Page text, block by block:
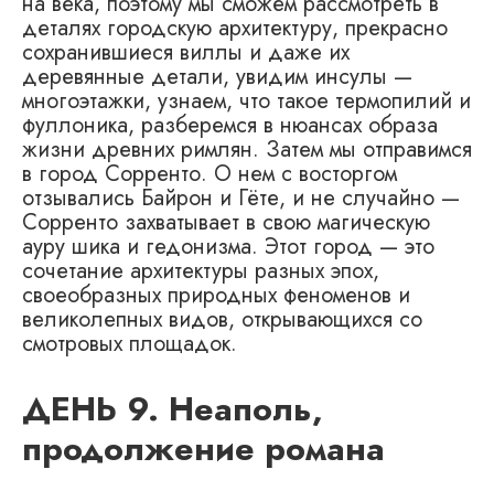
деталях городскую архитектуру, прекрасно
сохранившиеся виллы и даже их
деревянные детали, увидим инсулы —
многоэтажки, узнаем, что такое термопилий и
фуллоника, разберемся в нюансах образа
жизни древних римлян. Затем мы отправимся
в город Сорренто. О нем с восторгом
отзывались Байрон и Гёте, и не случайно —
Сорренто захватывает в свою магическую
ауру шика и гедонизма. Этот город — это
сочетание архитектуры разных эпох,
своеобразных природных феноменов и
великолепных видов, открывающихся со
смотровых площадок.
ДЕНЬ 9. Неаполь,
продолжение романа